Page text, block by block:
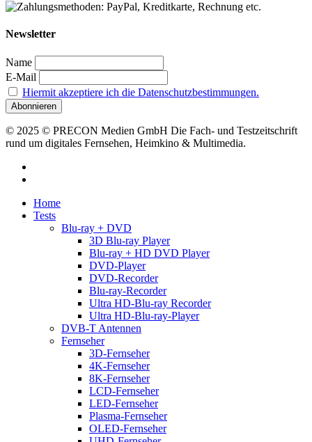
Newsletter
Name
E-Mail
Hiermit akzeptiere ich die Datenschutzbestimmungen.
© 2025 © PRECON Medien GmbH Die Fach- und Testzeitschrift
rund um digitales Fernsehen, Heimkino & Multimedia.
Close
Menu
Home
Tests
Blu-ray + DVD
3D Blu-ray Player
Blu-ray + HD DVD Player
DVD-Player
DVD-Recorder
Blu-ray-Recorder
Ultra HD-Blu-ray Recorder
Ultra HD-Blu-ray-Player
DVB-T Antennen
Fernseher
3D-Fernseher
4K-Fernseher
8K-Fernseher
LCD-Fernseher
LED-Fernseher
Plasma-Fernseher
OLED-Fernseher